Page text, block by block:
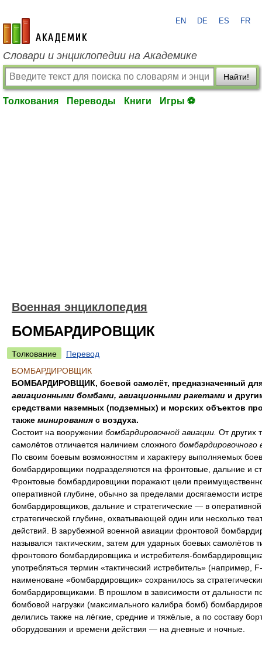
academic.ru
EN DE ES FR
Словари и энциклопедии на Академике
Найти!
Толкования Переводы Книги Игры ⚽
Военная энциклопедия
БОМБАРДИРОВЩИК
Толкование
Перевод
БОМБАРДИРОВЩИК
БОМБАРДИРОВЩИК, боевой самолёт, предназначенный
авиационными бомбами, авиационными ракетами и
средствами наземных (подземных) и морских объектов
также минирования с воздуха.
Состоит на вооружении бомбардировочной авиации. От других
самолётов отличается наличием сложного бомбардировочного
По своим боевым возможностям и характеру выполняемых
бомбардировщики подразделяются на фронтовые, дальние и
Фронтовые бомбардировщики поражают цели
оперативной глубине, обычно за пределами досягаемости
бомбардировщиков, дальние и стратегические — в
стратегической глубине, охватывающей один или несколько
действий. В зарубежной военной авиации фронтовой
назывался тактическим, затем для ударных боевых самолётов
фронтового бомбардировщика и истребителя-
употребляться термин «тактический истребитель» (например,
наименоване «бомбардировщик» сохранилось за
бомбардировщиками. В прошлом в зависимости от дальности
бомбовой нагрузки (максимального калибра бомб)
делились также на лёгкие, средние и тяжёлые, а по составу
оборудования и времени действия — на дневные и ночные.